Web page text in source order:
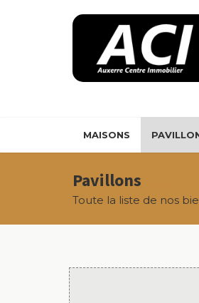
MAISONS
Pavillons
Toute la liste de nos